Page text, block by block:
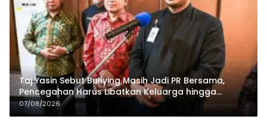
Taj Yasin Sebut Bullying Masih Jadi PR Bersama,
Pencegahan Harus Libatkan Keluarga hingga
Pesantren
07/08/2026